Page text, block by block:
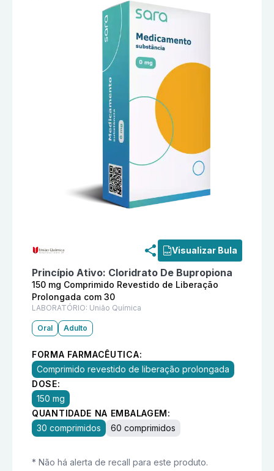
Visualizar Bula
Princípio Ativo: Cloridrato De Bupropiona
150 mg Comprimido Revestido de Liberação
Prolongada com 30
LABORATÓRIO: União Química
Oral Adulto
FORMA FARMACÊUTICA:
Comprimido revestido de liberação prolongada
DOSE:
150 mg
QUANTIDADE NA EMBALAGEM:
30 comprimidos
60 comprimidos
* Não há alerta de recall para este produto.